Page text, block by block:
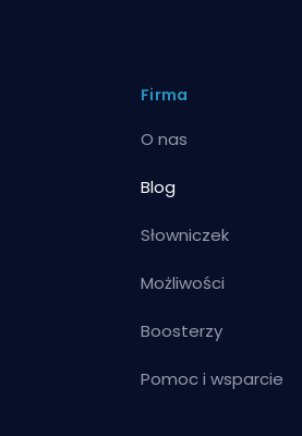
Firma
O nas
Blog
Słowniczek
Możliwości
Boosterzy
Pomoc i wsparcie